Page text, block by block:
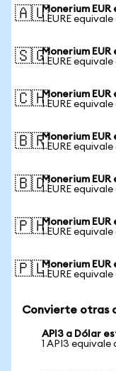
🇦🇺Monerium
1 EURE equivale
🇸🇬Monerium
1 EURE equivale
🇨🇭Monerium EUR
1 EURE
🇧🇷Monerium
1 EURE
🇧🇩Monerium
1 EURE equivale
🇵🇭Monerium EUR
1 EURE
🇵🇱Monerium
1 EURE
Convierte otras
API3 a Dólar
1 API3 equivale